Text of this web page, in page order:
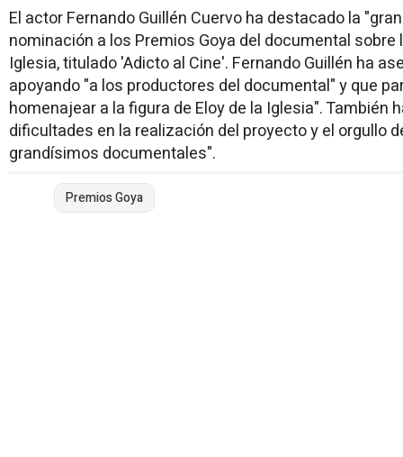
El actor Fernando Guillén Cuervo ha destacado la
nominación a los Premios Goya del documental sobre
Iglesia, titulado 'Adicto al Cine'. Fernando Guillén ha
apoyando "a los productores del documental" y que
homenajear a la figura de Eloy de la Iglesia". También
dificultades en la realización del proyecto y el orgullo
grandísimos documentales".
Premios Goya